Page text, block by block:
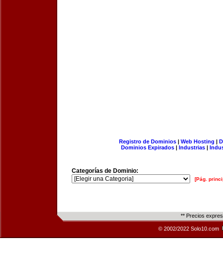
Registro de Dominios| Web Hosting |
Dominios Expirados | Industrias |
Categorías de Dominio:
[Pág.
** Precios
© 2002/2022 Solo10.com